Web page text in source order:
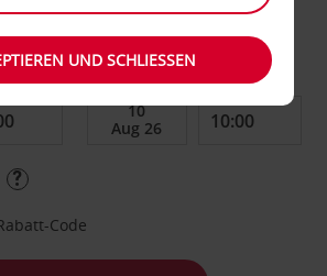
Code
UND SCHLIESSEN